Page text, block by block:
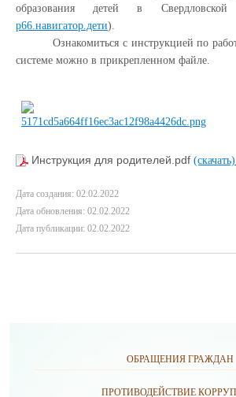
образования детей в
р66.навигатор.дети).
Ознакомиться с инструкцией по
системе можно в прикрепленном файле.
Инструкция для родителей.pdf (скачать)
Дата создания: 02.02.2022
Дата обновления: 02.02.2022
Дата публикации: 02.02.2022
ОБРАЩЕНИЯ ГРАЖДАН
ПРОТИВОДЕЙСТВИЕ